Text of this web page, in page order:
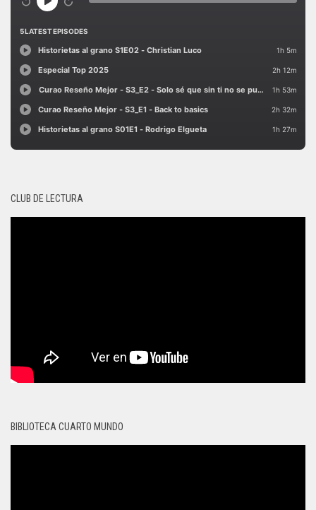
CLUB DE LECTURA
BIBLIOTECA CUARTO MUNDO